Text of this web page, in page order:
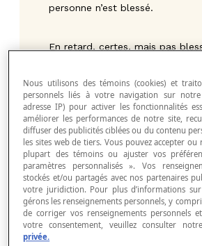
personne n’est blessé.
En retard, certes, mais pas
Je ne sais pas qui a accroché
pas l’objet de l’article…
Nous utilisons des témoins (cookies) et
personnels liés à votre navigation sur
adresse IP) pour activer les fonctionnalités
améliorer les performances de notre site,
diffuser des publicités ciblées ou du contenu
les sites web de tiers. Vous pouvez accepter ou
plupart des témoins ou ajuster vos
paramètres personnalisés ». Vos
stockés et/ou partagés avec nos partenaires
votre juridiction. Pour plus d’informations
gérons les renseignements personnels, y
de corriger vos renseignements personnels
votre consentement, veuillez consulter notre
privée.